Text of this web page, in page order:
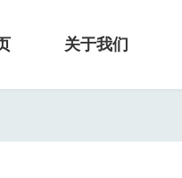
关于我们